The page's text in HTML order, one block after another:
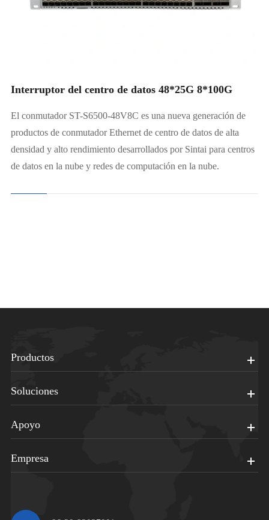
Interruptor del centro de datos 48*25G 8*100G
El conmutador ST-S6500-48V8C es una nueva generación de
productos de conmutador Ethernet de centro de datos de alta
densidad y alto rendimiento desarrollados por Sintai para centros
de datos en la nube y redes de computación en la nube.
Productos
Soluciones
Apoyo
Empresa